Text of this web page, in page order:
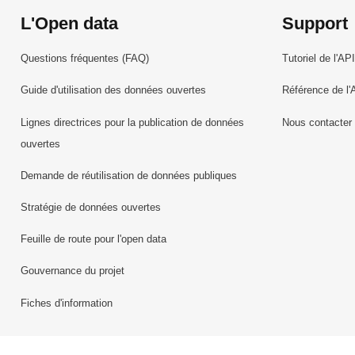
L'Open data
Questions fréquentes (FAQ)
Guide d'utilisation des données ouvertes
Lignes directrices pour la publication de données
ouvertes
Demande de réutilisation de données publiques
Stratégie de données ouvertes
Feuille de route pour l'open data
Gouvernance du projet
Fiches d'information
Support
Tutoriel de l'API
Référence de
Nous contacter